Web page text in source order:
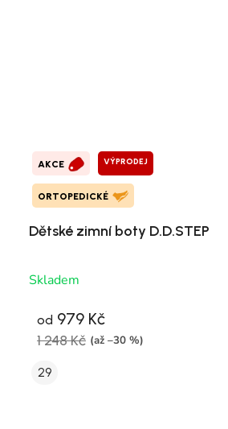
AKCE VÝPRODEJ
ORTOPEDICKÉ
Dětské zimní boty D.D.STEP
Skladem
od 979 Kč
1 248 Kč (až –30 %)
29